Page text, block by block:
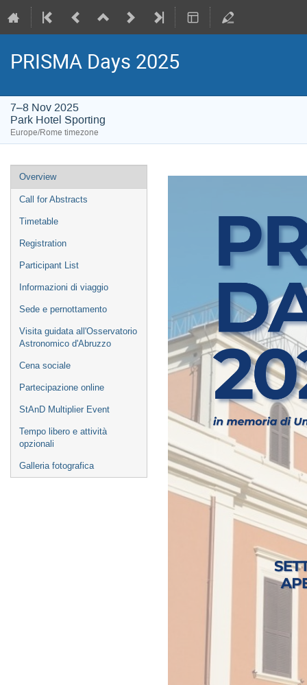
PRISMA Days 2025
7–8 Nov 2025
Park Hotel Sporting
Europe/Rome timezone
Event
menu
Overview
Call for Abstracts
Timetable
Registration
Participant List
Informazioni di viaggio
Sede e pernottamento
Visita guidata all'Osservatorio
Astronomico d'Abruzzo
Cena sociale
Partecipazione online
StAnD Multiplier Event
Tempo libero e attività
opzionali
Galleria fotografica